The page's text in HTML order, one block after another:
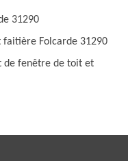
31290
Folcarde 31290
de fenêtre de toit et